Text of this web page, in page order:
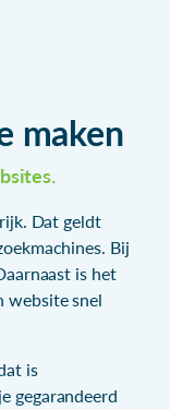
maken
Dat geldt
Bij
is het
website snel
is
gegarandeerd